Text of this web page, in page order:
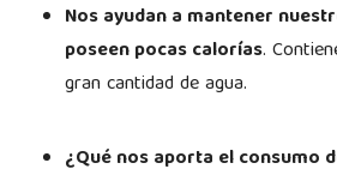
Nos ayudan a mantener
poseen pocas calorías.
gran cantidad de agua.
¿Qué nos aporta el consumo